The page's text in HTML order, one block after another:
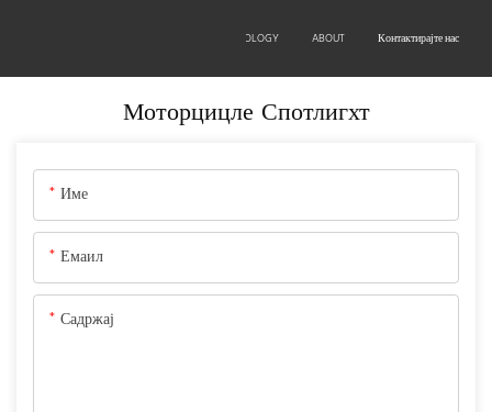
TECHNOLOGY ABOUT Контактирајте нас
Моторцицле Спотлигхт
Име
Емаил
Садржај